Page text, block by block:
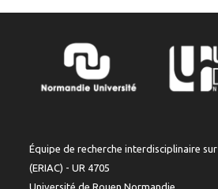
Équipe de recherche interdisciplinaire
(ERIAC) - UR 4705
Université de Rouen Normandie